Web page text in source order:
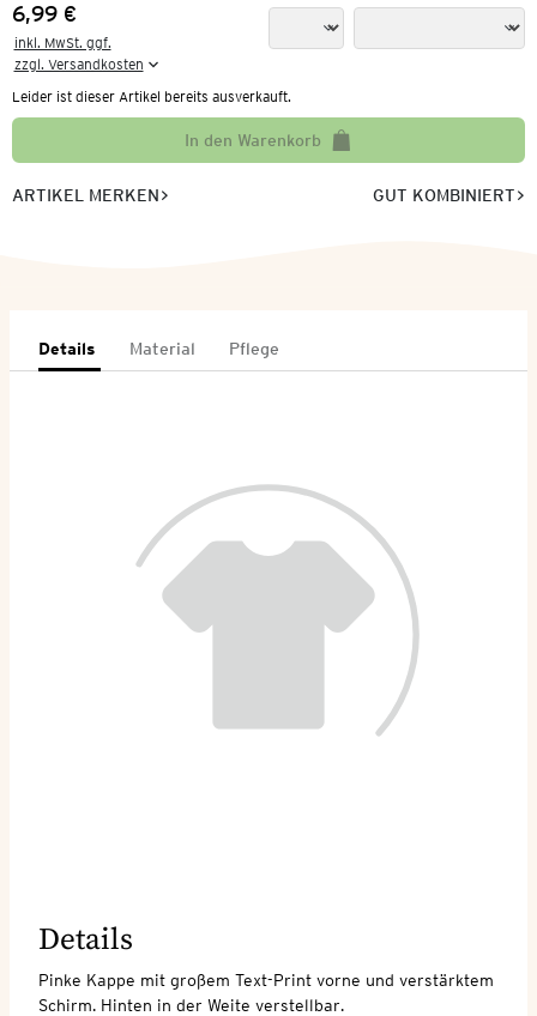
Preis:
6,99 €
inkl. MwSt. ggf.
zzgl. Versandkosten
Leider ist dieser Artikel bereits ausverkauft.
In den Warenkorb
ARTIKEL MERKEN GUT KOMBINIERT
Details Material Pflege
Details
Pinke Kappe mit großem Text-Print vorne und verstärktem
Schirm. Hinten in der Weite verstellbar.